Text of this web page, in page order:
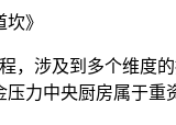
》
，涉及到多个维度
力中央厨房属于重